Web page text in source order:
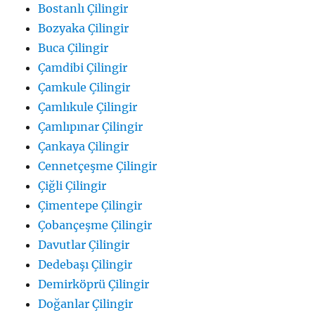
Bostanlı Çilingir
Bozyaka Çilingir
Buca Çilingir
Çamdibi Çilingir
Çamkule Çilingir
Çamlıkule Çilingir
Çamlıpınar Çilingir
Çankaya Çilingir
Cennetçeşme Çilingir
Çiğli Çilingir
Çimentepe Çilingir
Çobançeşme Çilingir
Davutlar Çilingir
Dedebaşı Çilingir
Demirköprü Çilingir
Doğanlar Çilingir